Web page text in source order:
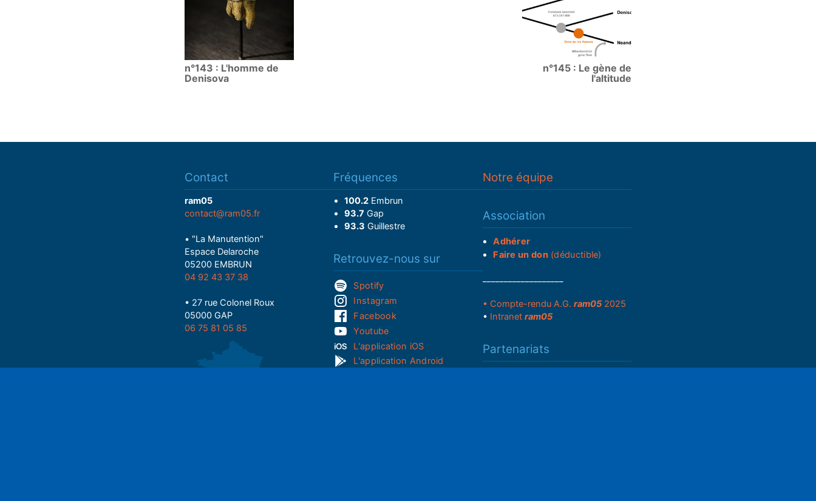
n°143 : L'homme de
Denisova
n°145 : Le gène de
l'altitude
Contact
ram05
contact@ram05.fr
• "La Manutention"
Espace Delaroche
05200 EMBRUN
04 92 43 37 38
• 27 rue Colonel Roux
05000 GAP
06 75 81 05 85
Fréquences
100.2Embrun
93.7 Gap
93.3 Guillestre
Retrouvez-nous sur
Spotify
Instagram
Facebook
Youtube
L'application iOS
L'application Android
Notre équipe
Association
Adhérer
Faire un don(déductible)
• Compte-rendu A.G. ram052025
• Intranet ram05
Partenariats